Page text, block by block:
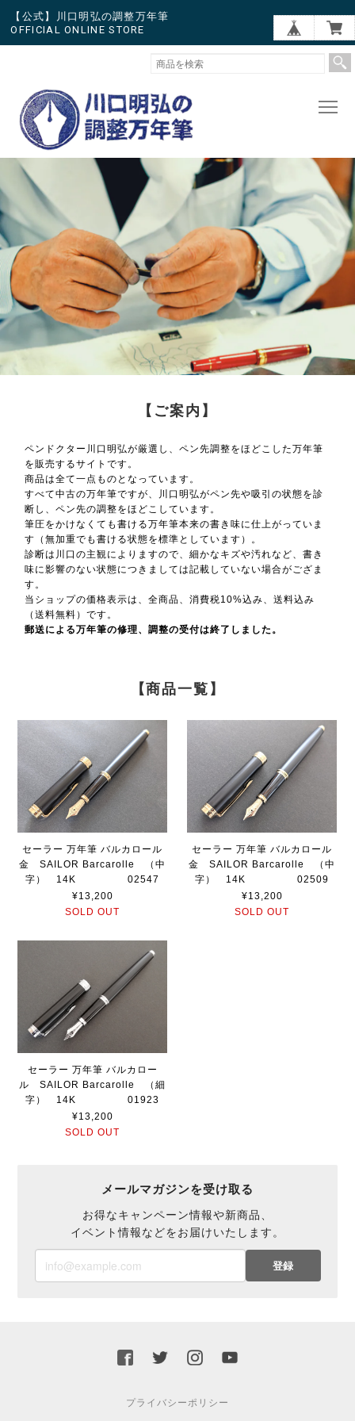
【公式】川口明弘の調整万年筆
OFFICIAL ONLINE STORE
【ご案内】
ペンドクター川口明弘が厳選し、ペン先調整をほどこした万年筆
を販売するサイトです。
商品は全て一点ものとなっています。
すべて中古の万年筆ですが、川口明弘がペン先や吸引の状態を診
断し、ペン先の調整をほどこしています。
筆圧をかけなくても書ける万年筆本来の書き味に仕上がっていま
す（無加重でも書ける状態を標準としています）。
診断は川口の主観によりますので、細かなキズや汚れなど、書き
味に影響のない状態につきましては記載していない場合がござま
す。
当ショップの価格表示は、全商品、消費税10%込み、送料込み
（送料無料）です。
郵送による万年筆の修理、調整の受付は終了しました。
【商品一覧】
セーラー 万年筆 バルカロール
金 SAILOR Barcarolle （中
字） 14K 02547
¥13,200
SOLD OUT
セーラー 万年筆 バルカロール
金 SAILOR Barcarolle （中
字） 14K 02509
¥13,200
SOLD OUT
セーラー 万年筆 バルカロー
ル SAILOR Barcarolle （細
字） 14K 01923
¥13,200
SOLD OUT
メールマガジンを受け取る
お得なキャンペーン情報や新商品、
イベント情報などをお届けいたします。
登録
プライバシーポリシー